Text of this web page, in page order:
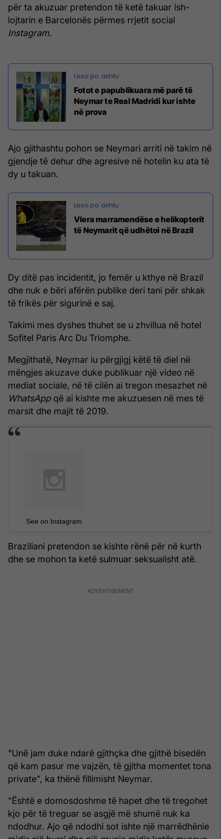
për ta akuzuar pretendon të ketë takuar ish-
lojtarin e Barcelonës përmes rrjetit social
Instagram.
Fotot e papublikuara më parë të
Neymar te Real Madridi kur ishte
në prova
Ajo gjithashtu pohon se Neymari arriti në takim në
gjendje të dehur dhe agresive në hotelin ku ata të
dy u takuan.
Vlera marramendëse e helikopterit
të Neymarit që udhëtoi në Brazil
Dy ditë pas incidentit, jo femër u kthye në Brazil
dhe nuk e bëri afërën publike deri tani për shkak
të frikës për sigurinë e saj.
Takimi mes dyshes thuhet se u zhvillua në hotel
Sofitel Paris Arc Du Triomphe.
Megjithatë, Neymar iu përgjigj këtë të diel në
mëngjes akuzave duke publikuar një video në
mediat sociale, në të cilën ai tregon mesazhet në
WhatsAppqë ai kishte me akuzuesen në mes të
marsit dhe majit të 2019.
See on Instagram
Braziliani pretendon se kishte rënë për në kurth
dhe se mohon ta ketë sulmuar seksualisht atë.
"Unë jam duke ndarë gjithçka dhe gjithë bisedën
që kam pasur me vajzën, të gjitha momentet tona
private", ka thënë fillimisht Neymar.
"Është e domosdoshme të hapet dhe të tregohet
kjo për të treguar se asgjë më shumë nuk ka
ndodhur. Ajo që ndodhi sot ishte një marrëdhënie